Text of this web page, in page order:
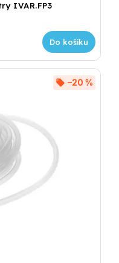
IVAR.FP3
Do košíku
–20 %